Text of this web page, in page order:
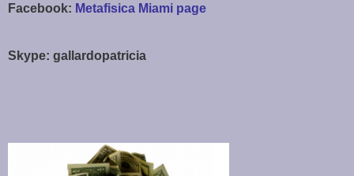
Facebook: Metafisica Miami page
Skype: gallardopatricia